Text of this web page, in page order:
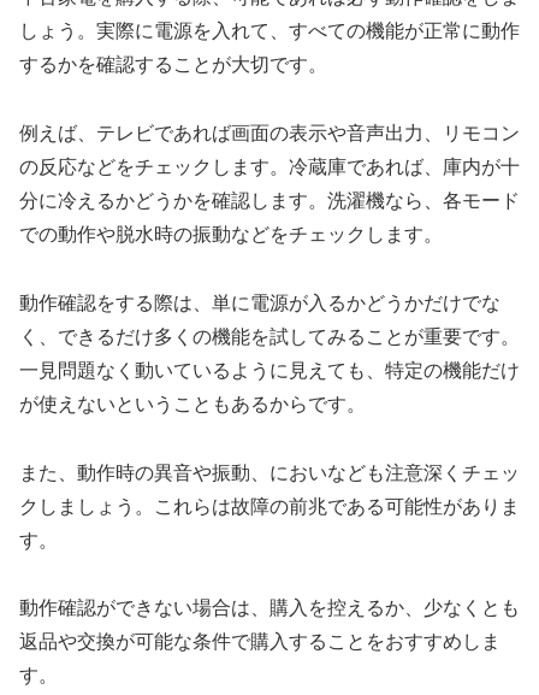
しょう。実際に電源を入れて、すべての機能が正常に動作
するかを確認することが大切です。
例えば、テレビであれば画面の表示や音声出力、リモコン
の反応などをチェックします。冷蔵庫であれば、庫内が十
分に冷えるかどうかを確認します。洗濯機なら、各モード
での動作や脱水時の振動などをチェックします。
動作確認をする際は、単に電源が入るかどうかだけでな
く、できるだけ多くの機能を試してみることが重要です。
一見問題なく動いているように見えても、特定の機能だけ
が使えないということもあるからです。
また、動作時の異音や振動、においなども注意深くチェッ
クしましょう。これらは故障の前兆である可能性がありま
す。
動作確認ができない場合は、購入を控えるか、少なくとも
返品や交換が可能な条件で購入することをおすすめしま
す。